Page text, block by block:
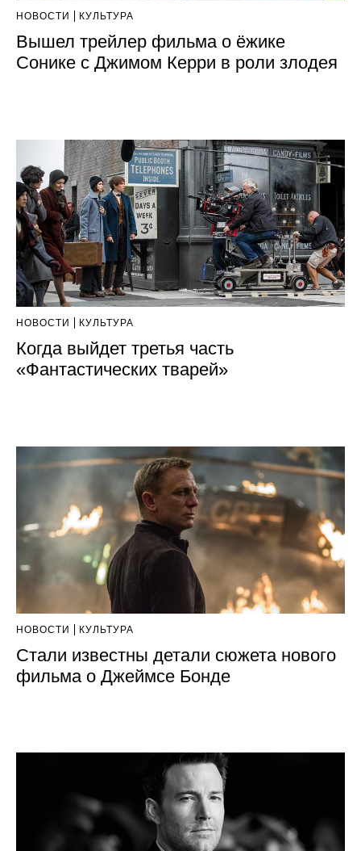
НОВОСТИ КУЛЬТУРА
Вышел трейлер фильма о ёжике
Сонике с Джимом Керри в роли злодея
НОВОСТИ КУЛЬТУРА
Когда выйдет третья часть
«Фантастических тварей»
НОВОСТИ КУЛЬТУРА
Стали известны детали сюжета нового
фильма о Джеймсе Бонде